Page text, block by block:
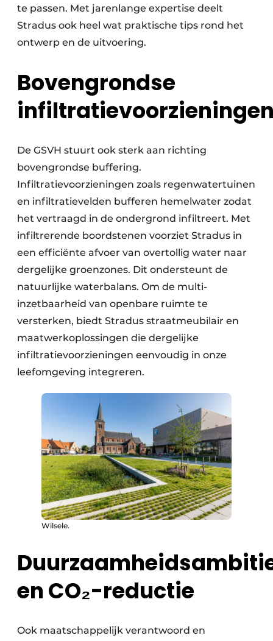
te passen. Met jarenlange expertise deelt
Stradus ook heel wat praktische tips rond het
ontwerp en de uitvoering.
Bovengrondse
De GSVH stuurt ook sterk aan richting
bovengrondse buffering.
Infiltratievoorzieningen zoals regenwatertuinen
en infiltratievelden bufferen hemelwater zodat
het vertraagd in de ondergrond infiltreert. Met
infiltrerende boordstenen voorziet Stradus in
een efficiënte afvoer van overtollig water naar
dergelijke groenzones. Dit ondersteunt de
natuurlijke waterbalans. Om de multi-
inzetbaarheid van openbare ruimte te
versterken, biedt Stradus straatmeubilair en
maatwerkoplossingen die dergelijke
infiltratievoorzieningen eenvoudig in onze
leefomgeving integreren.
Wilsele.
en CO₂-reductie
Ook maatschappelijk verantwoord en